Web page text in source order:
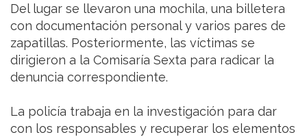
Del lugar se llevaron una mochila, una billetera
con documentación personal y varios pares de
zapatillas. Posteriormente, las víctimas se
dirigieron a la Comisaría Sexta para radicar la
denuncia correspondiente.
La policía trabaja en la investigación para dar
con los responsables y recuperar los elementos